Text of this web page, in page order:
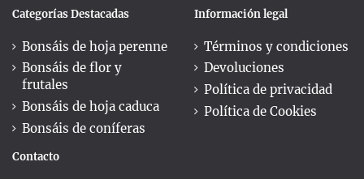
Categorías Destacadas
Bonsáis de hoja perenne
Bonsáis de flor y
frutales
Bonsáis de hoja caduca
Bonsáis de coníferas
Información legal
Términos y condiciones
Devoluciones
Política de privacidad
Política de Cookies
Contacto